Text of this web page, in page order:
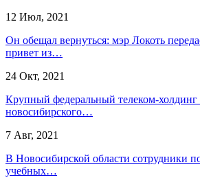
12 Июл, 2021
Он обещал вернуться: мэр Локоть
привет из…
24 Окт, 2021
Крупный федеральный телеком-
новосибирского…
7 Авг, 2021
В Новосибирской области сотрудники
учебных…